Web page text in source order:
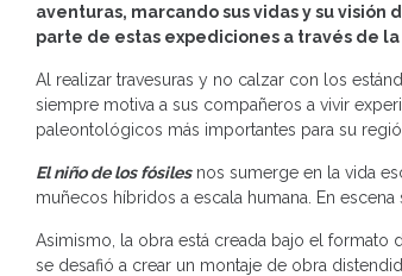
aventuras, marcando sus vidas y su
parte de estas expediciones a través de
Al realizar travesuras y no calzar con los
siempre motiva a sus compañeros a vivir
paleontológicos más importantes para su
El niño de los fósilesnos sumerge en la vida
muñecos híbridos a escala humana. En
Asimismo, la obra está creada bajo el formato
se desafió a crear un montaje de obra